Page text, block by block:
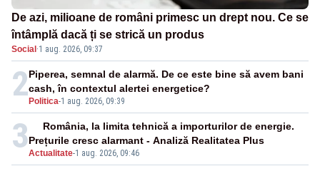
De azi, milioane de români primesc un drept nou. Ce se
întâmplă dacă ți se strică un produs
Social·1 aug. 2026, 09:37
2Politica-1 aug. 2026, 09:39
Piperea, semnal de alarmă. De ce este bine să avem bani
cash, în contextul alertei energetice?
3Actualitate-1 aug. 2026, 09:46
România, la limita tehnică a importurilor de energie.
Prețurile cresc alarmant - Analiză Realitatea Plus